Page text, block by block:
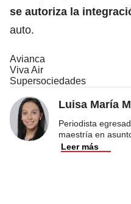
se autoriza la
auto.
Avianca
Viva Air
Supersociedades
Luisa María
Periodista
maestría en
Leer más